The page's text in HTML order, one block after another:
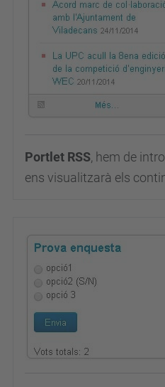
Portlet RSS, hem de
ens visualitzarà els